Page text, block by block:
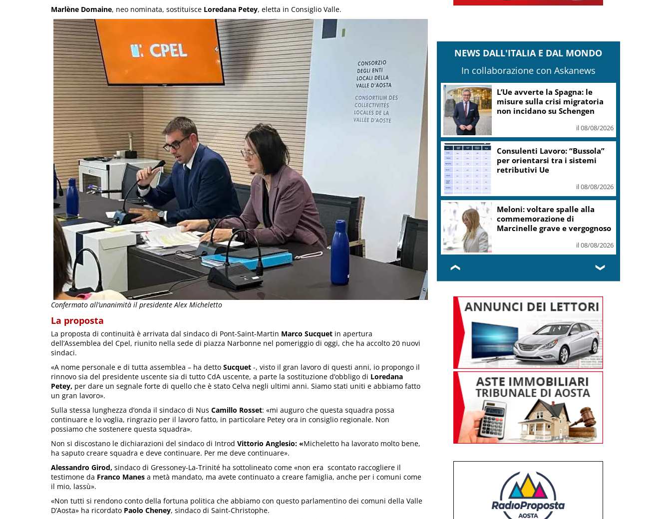
Marlène Domaine, neo nominata, sostituisce Loredana Petey, eletta in Consiglio Valle.
Confermato all’unanimità il presidente Alex Micheletto
La proposta
La proposta di continuità è arrivata dal sindaco di Pont-Saint-Martin Marco Sucquet in apertura
dell’Assemblea del Cpel, riunito nella sede di piazza Narbonne nel pomeriggio di oggi, che ha accolto 20 nuovi
sindaci.
«A nome personale e di tutta assemblea – ha detto Sucquet -, visto il gran lavoro di questi anni, io propongo il
rinnovo sia del presidente uscente sia di tutto CdA uscente, a parte la sostituzione d’obbligo di Loredana
Petey, per dare un segnale forte di quello che è stato Celva negli ultimi anni. Siamo stati uniti e abbiamo fatto
un gran lavoro».
Sulla stessa lunghezza d’onda il sindaco di Nus Camillo Rosset: «mi auguro che questa squadra possa
continuare e lo voglia, ringrazio per il lavoro fatto, in particolare Petey ora in consiglio regionale. Non
possiamo che sostenere questa squadra».
Non si discostano le dichiarazioni del sindaco di Introd Vittorio Anglesio: «Micheletto ha lavorato molto bene,
ha saputo creare squadra e deve continuare. Per me deve continuare».
Alessandro Girod, sindaco di Gressoney-La-Trinité ha sottolineato come «non era scontato raccogliere il
testimone da Franco Manes a metà mandato, ma avete continuato a creare famiglia, anche per i comuni come
il mio, lassù».
«Non tutti si rendono conto della fortuna politica che abbiamo con questo parlamentino dei comuni della Valle
D’Aosta» ha ricordato Paolo Cheney, sindaco di Saint-Christophe.
NEWS DALL'ITALIA E DAL MONDO
In collaborazione con Askanews
“Frantoi Aperti in Umbria
2026”: cinque weekend per
l’olio nuovo
il 08/08/2026
Il pallone della “Mano de Dios”
all’asta per oltre 10 milioni
dollari
il 08/08/2026
Roma, Card. Reina su Spin
Time: sbagliato archiviare
tutto con sgombero
il 08/08/2026
❮ ❯